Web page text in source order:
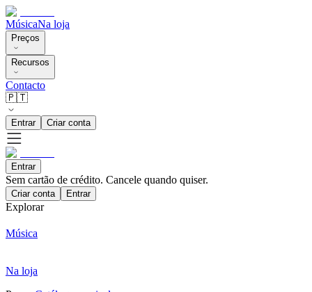
MúsicaNa loja
Preços
Recursos
Contacto
🇵🇹
Entrar Criar conta
Entrar
Sem cartão de crédito. Cancele quando quiser.
Criar conta Entrar
Explorar
Música
Na loja